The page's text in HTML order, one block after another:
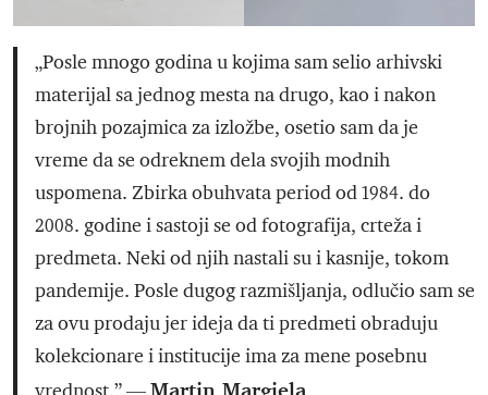
„Posle mnogo godina u kojima sam selio arhivski
materijal sa jednog mesta na drugo, kao i nakon
brojnih pozajmica za izložbe, osetio sam da je
vreme da se odreknem dela svojih modnih
uspomena. Zbirka obuhvata period od 1984. do
2008. godine i sastoji se od fotografija, crteža i
predmeta. Neki od njih nastali su i kasnije, tokom
pandemije. Posle dugog razmišljanja, odlučio sam se
za ovu prodaju jer ideja da ti predmeti obraduju
kolekcionare i institucije ima za mene posebnu
Martin Margiela